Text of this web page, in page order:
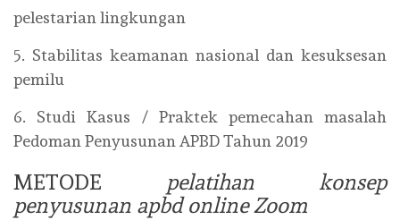
pelestarian lingkungan
5. Stabilitas keamanan nasional dan kesuksesan
pemilu
6. Studi Kasus / Praktek pemecahan masalah
Pedoman Penyusunan APBD Tahun 2019
METODE pelatihan konsep
penyusunan apbd online Zoom